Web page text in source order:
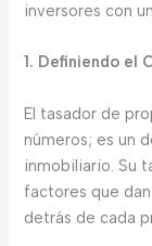
inversores con
1. Definiendo el
El tasador de
números; es un
inmobiliario. Su
factores que
detrás de cada